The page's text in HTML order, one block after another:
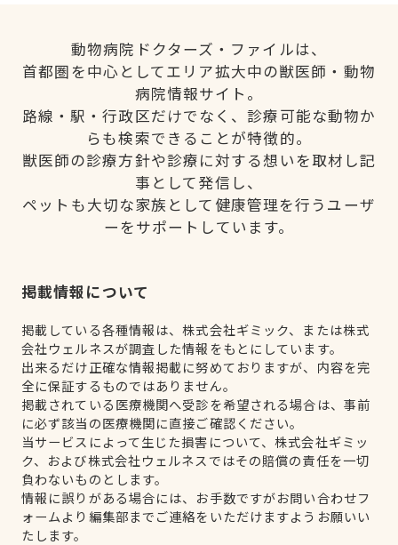
動物病院ドクターズ・ファイルは、
首都圏を中心としてエリア拡大中の獣医師・動物
病院情報サイト。
路線・駅・行政区だけでなく、診療可能な動物か
らも検索できることが特徴的。
獣医師の診療方針や診療に対する想いを取材し記
事として発信し、
ペットも大切な家族として健康管理を行うユーザ
ーをサポートしています。
掲載情報について
掲載している各種情報は、株式会社ギミック、または株式
会社ウェルネスが調査した情報をもとにしています。
出来るだけ正確な情報掲載に努めておりますが、内容を完
全に保証するものではありません。
掲載されている医療機関へ受診を希望される場合は、事前
に必ず該当の医療機関に直接ご確認ください。
当サービスによって生じた損害について、株式会社ギミッ
ク、および株式会社ウェルネスではその賠償の責任を一切
負わないものとします。
情報に誤りがある場合には、お手数ですがお問い合わせフ
ォームより編集部までご連絡をいただけますようお願いい
たします。